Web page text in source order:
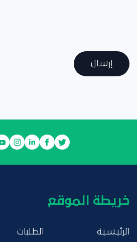
إرسال
خريطة الموقع
الرئيسية الطلبات